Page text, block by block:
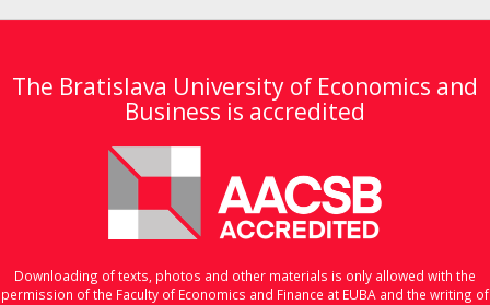
The Bratislava University of Economics and
Business is accredited
Downloading of texts, photos and other materials is only allowed with the
permission of the Faculty of Economics and Finance at EUBA and the writing of